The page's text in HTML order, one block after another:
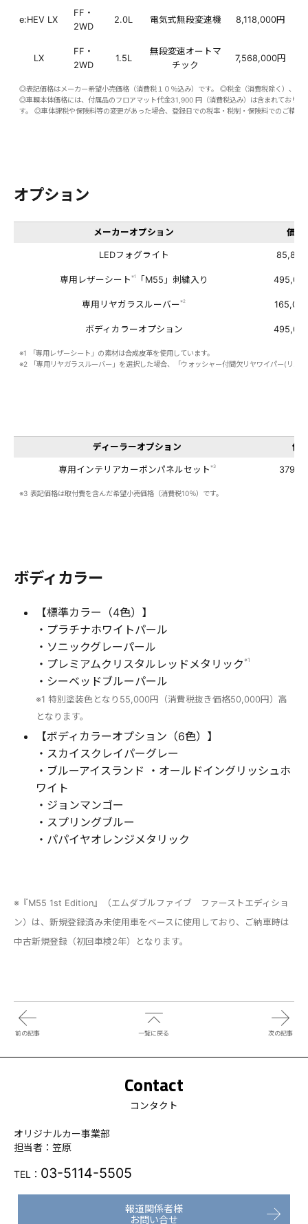
e:HEV LX
FF・
2WD
2.0L 電気式無段変速機 8,118,000円
LX
FF・
2WD
1.5L
無段変速オートマ
チック
7,568,000円
◎表記価格はメーカー希望小売価格（消費税１０％込み）です。 ◎税金（消費税除く）、保
◎車輌本体価格には、付属品のフロアマット代金31,900 円（消費税込み）は含まれており
す。 ◎車体課税や保険料等の変更があった場合、登録日での税率・税制・保険料でのご精算
オプション
メーカーオプション 価格
LEDフォグライト 85,800
専用レザーシート ※1 「M55」刺繍入り
専用リヤガラスルーバー※2
ボディカラーオプション
※1 「専用レザーシート」の素材は合成皮革を使用しています。
※2 「専用リヤガラスルーバー」を選択した場合、「ウォッシャー付間欠リヤワイパー(リバ
ディーラーオプション 価
専用インテリアカーボンパネルセット ※3
※3 表記価格は取付費を含んだ希望小売価格（消費税10％）です。
ボディカラー
【標準カラー（4色）】
・プラチナホワイトパール
・ソニックグレーパール
・プレミアムクリスタルレッドメタリック ※1
・シーベッドブルーパール
※1 特別塗装色となり55,000円（消費税抜き価格50,000円）高
となります。
【ボディカラーオプション（6色）】
・スカイスクレイパーグレー
・ブルーアイスランド ・オールドイングリッシュホ
ワイト
・ジョンマンゴー
・スプリングブルー
・パパイヤオレンジメタリック
※『M55 1st Edition』（エムダブルファイブ ファーストエディショ
ン）は、新規登録済み未使用車をベースに使用しており、ご納車時は
中古新規登録（初回車検2年）となります。
前の記事 一覧に戻る 次の記事
Contact
コンタクト
オリジナルカー事業部
担当者：笠原
TEL： 03-5114-5505
報道関係者様
お問い合せ